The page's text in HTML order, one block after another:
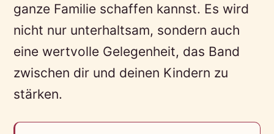
ganze Familie schaffen kannst. Es wird
nicht nur unterhaltsam, sondern auch
eine wertvolle Gelegenheit, das Band
zwischen dir und deinen Kindern zu
stärken.